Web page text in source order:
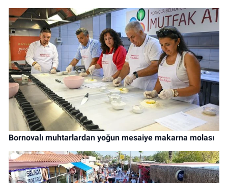
Bornovalı muhtarlardan yoğun mesaiye makarna molası